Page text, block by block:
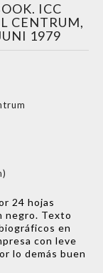
ICC
CENTRUM,
1979
24 hojas
negro. Texto
en
con leve
lo demás buen